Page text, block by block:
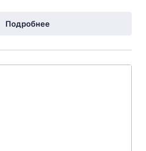
Подробнее